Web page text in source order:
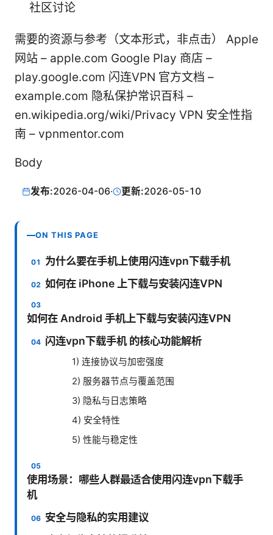
社区讨论
需要的资源与参考（文本形式，非点击） Apple
网站 – apple.com Google Play 商店 –
play.google.com 闪连VPN 官方文档 –
example.com 隐私保护常识百科 –
en.wikipedia.org/wiki/Privacy VPN 安全性指
南 – vpnmentor.com
Body
发布:2026-04-06· 更新:2026-05-10
ON THIS PAGE
为什么要在手机上使用闪连vpn下载手机
如何在 iPhone 上下载与安装闪连VPN
如何在 Android 手机上下载与安装闪连VPN
闪连vpn下载手机 的核心功能解析
1) 连接协议与加密强度
2) 服务器节点与覆盖范围
3) 隐私与日志策略
4) 安全特性
5) 性能与稳定性
使用场景：哪些人群最适合使用闪连vpn下载手
机
安全与隐私的实用建议